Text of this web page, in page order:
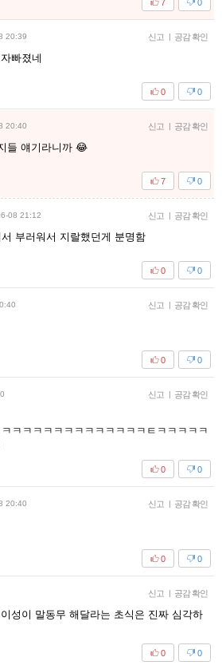
0
7
20:39 신고 | 공감 확인
빠졌네
0
0
20:40 신고 | 공감 확인
들 얘기라니까 😂
0
7
08 21:12 신고 | 공감 확인
부러워서 지랄했던게 분명함
0
0
신고 | 공감 확인
0
0
신고 | 공감 확인
ㅋㅋㅋㅋㅋㅋㅋㅋㅋㅋㅋㅋㅋㅌㅋㅋㅋㅋㅋ
0
0
20:40 신고 | 공감 확인
0
0
신고 | 공감 확인
성이 말동무 해달라는 초식은 진짜 심각하
0
0